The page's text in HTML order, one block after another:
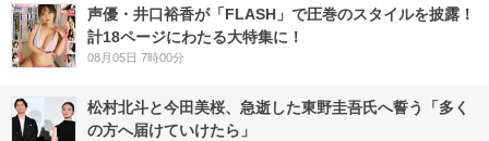
声優・井口裕香が「FLASH」で圧巻のスタイルを披露！
計18ページにわたる大特集に！
08月05日 7時00分
松村北斗と今田美桜、急逝した東野圭吾氏へ誓う「多く
の方へ届けていけたら」